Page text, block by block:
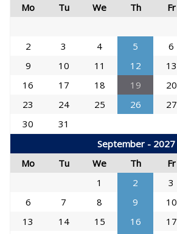
Mo
Tu We Th Fr
2
3 4 5 6
9
10 11 12 13
16
17 18 19 20
23
24 25 26 27
30
31
September - 2027
Mo
Tu We Th Fr
1
2 3
6
7 8 9 10
13
14 15 16 17